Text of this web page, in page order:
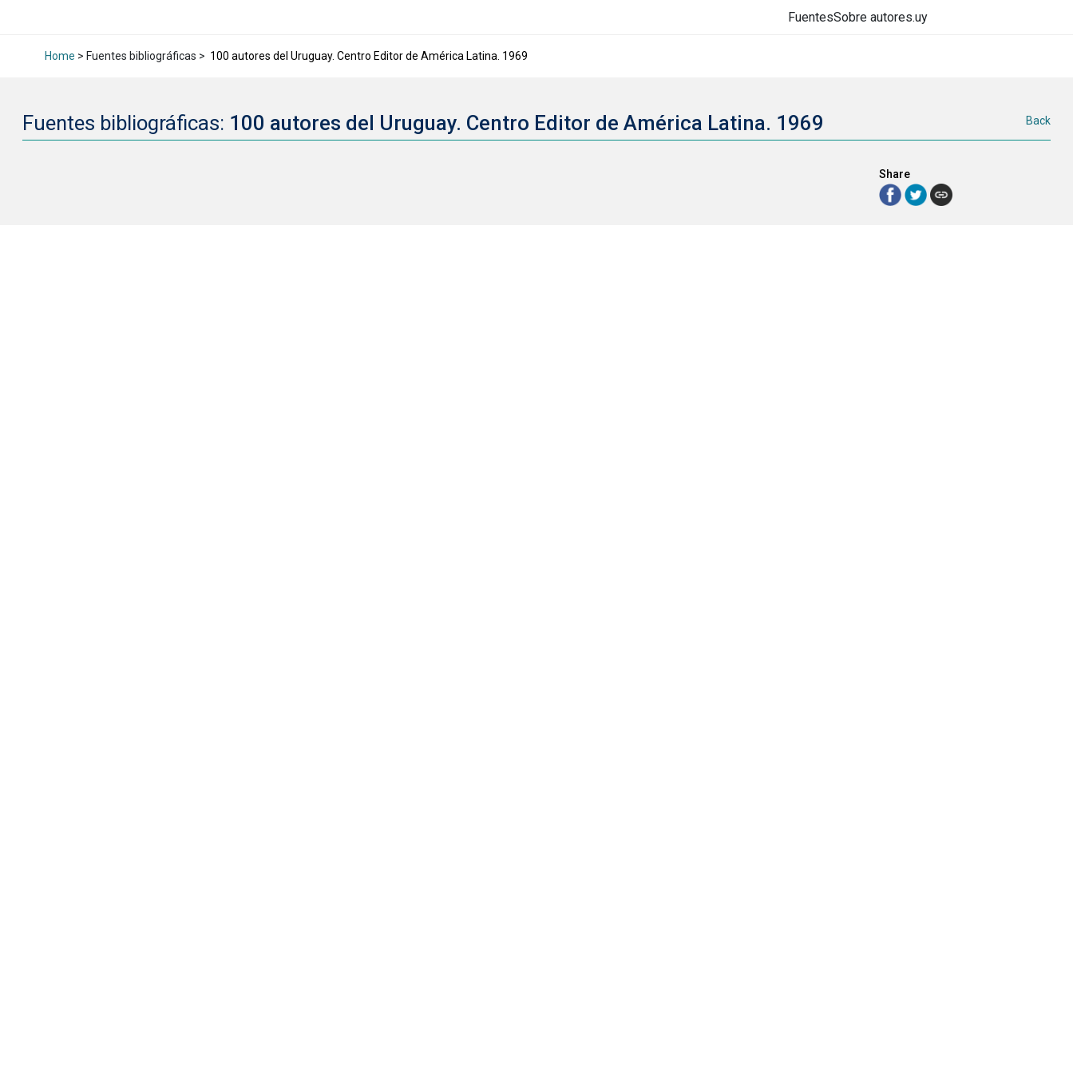
FuentesSobre autores.uy
Home > Fuentes bibliográficas > 100 autores del Uruguay. Centro Editor de América Latina. 1969
Fuentes bibliográficas: 100 autores del Uruguay. Centro Editor de América Latina. 1969 Back
Share